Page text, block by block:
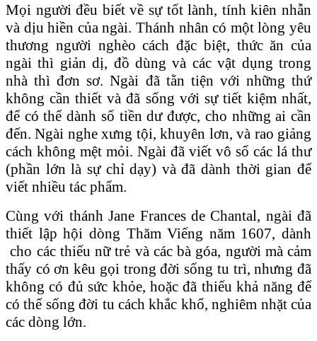
Mọi người đều biết về sự tốt lành, tính kiên nhẫn
và dịu hiền của ngài. Thánh nhân có một lòng yêu
thương người nghèo cách đặc biệt, thức ăn của
ngài thì giản dị, đồ dùng và các vật dụng trong
nhà thì đơn sơ. Ngài đã tằn tiện với những thứ
không cần thiết và đã sống với sự tiết kiệm nhất,
để có thể dành số tiền dư được, cho những ai cần
đến. Ngài nghe xưng tội, khuyên lơn, và rao giảng
cách không mệt mỏi. Ngài đã viết vô số các lá thư
(phần lớn là sự chỉ dạy) và đã dành thời gian để
viết nhiều tác phẩm.
Cùng với thánh Jane Frances de Chantal, ngài đã
thiết lập hội dòng Thăm Viếng năm 1607, dành
cho các thiếu nữ trẻ và các bà góa, người mà cảm
thấy có ơn kêu gọi trong đời sống tu trì, nhưng đã
không có đủ sức khỏe, hoặc đã thiếu khả năng để
có thể sống đời tu cách khắc khổ, nghiêm nhặt của
các dòng lớn.